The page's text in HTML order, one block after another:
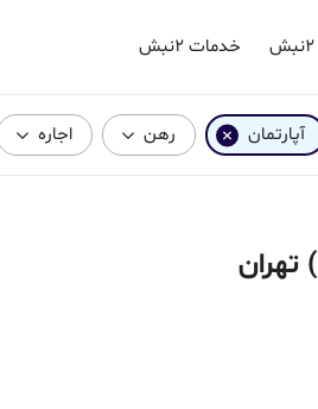
خدمات ۲نبش
آپارتمان رهن اجاره